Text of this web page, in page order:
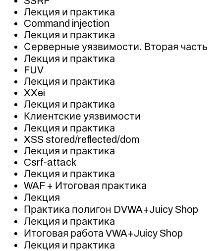
Лекция и практика
Command injection
Лекция и практика
Серверные уязвимости. Вторая часть
Лекция и практика
FUV
Лекция и практика
XXei
Лекция и практика
Клиентские уязвимости
Лекция и практика
XSS stored/reflected/dom
Лекция и практика
Csrf-attack
Лекция и практика
WAF + Итоговая практика
Лекция
Практика полигон DVWA+Juicy Shop
Лекция и практика
Итоговая работа VWA+Juicy Shop
Лекция и практика